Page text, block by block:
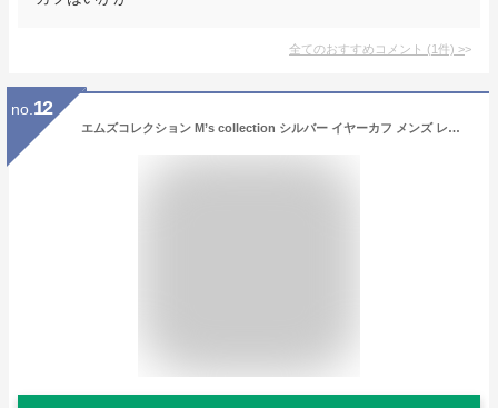
全てのおすすめコメント (1件) >
no. 12
エムズコレクション M’s collection シルバー イヤーカフ メンズ レディース 1個売り片耳用 X0204